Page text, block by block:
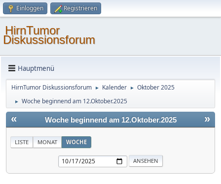
Einloggen Registrieren
HirnTumor
Diskussionsforum
Hauptmenü
HirnTumor Diskussionsforum ► Kalender ► Oktober 2025
► Woche beginnend am 12.Oktober.2025
« »
Woche beginnend am 12.Oktober.2025
LISTE MONAT WOCHE